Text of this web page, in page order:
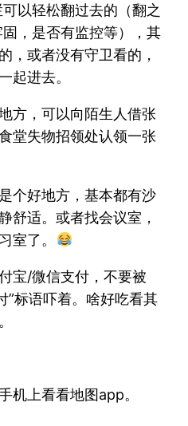
以轻松翻过去的（翻之
，是否有监控等），其
，或者没有守卫看的，
起进去。
方，可以向陌生人借张
堂失物招领处认领一张
个好地方，基本都有沙
舒适。或者找会议室，
室了。
宝/微信支付，不要被
”标语吓着。啥好吃看其
机上看看地图app。